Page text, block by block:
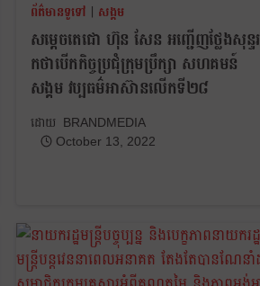
ព័ត៌មានទូទៅ | សង្គម
សម្តេចតេជោ ហ៊ុន សែន អញ្ជើញថ្លែងសុន្ទរ
កថាបើកកិច្ចប្រជុំក្រុមប្រឹក្សា សហគមន៍
សង្គម វប្បធម៌អាស៊ានលើកទី២៨
BRANDMEDIA
October 13, 2022